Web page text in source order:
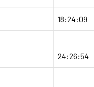
18:24:09
24:26:54